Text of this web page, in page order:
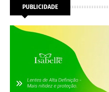
PUBLICIDADE